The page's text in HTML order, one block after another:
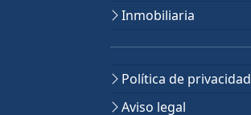
Inmobiliaria
Política de privacidad
Aviso legal